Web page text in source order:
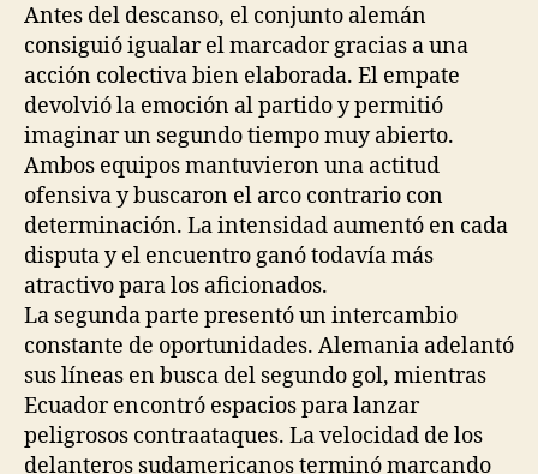
Antes del descanso, el conjunto alemán
consiguió igualar el marcador gracias a una
acción colectiva bien elaborada. El empate
devolvió la emoción al partido y permitió
imaginar un segundo tiempo muy abierto.
Ambos equipos mantuvieron una actitud
ofensiva y buscaron el arco contrario con
determinación. La intensidad aumentó en cada
disputa y el encuentro ganó todavía más
atractivo para los aficionados.
La segunda parte presentó un intercambio
constante de oportunidades. Alemania adelantó
sus líneas en busca del segundo gol, mientras
Ecuador encontró espacios para lanzar
peligrosos contraataques. La velocidad de los
delanteros sudamericanos terminó marcando